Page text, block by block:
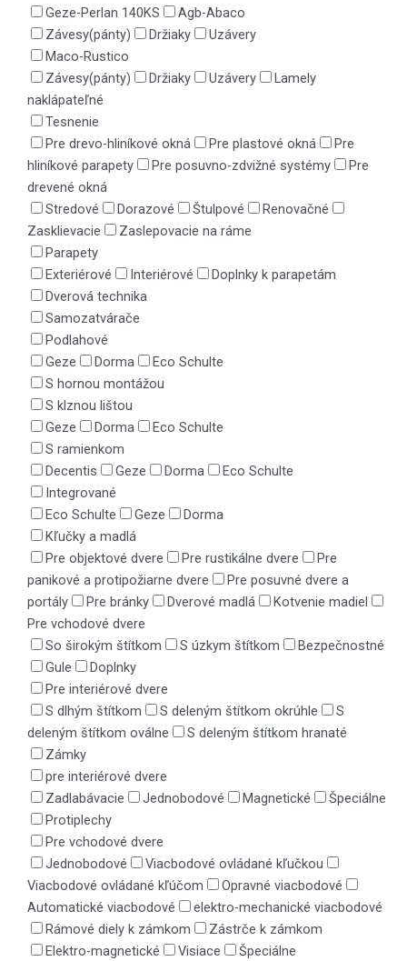
Geze-Perlan 140KS
Agb-Abaco
Závesy(pánty)
Držiaky
Uzávery
Maco-Rustico
Závesy(pánty)
Držiaky Uzávery
Lamely
naklápateľné
Tesnenie
Pre drevo-hliníkové okná
Pre plastové okná
Pre
hliníkové parapety
Pre posuvno-zdvižné systémy
Pre
drevené okná
Stredové
Dorazové Štulpové
Renovačné
Zasklievacie
Zaslepovacie na ráme
Parapety
Exteriérové
Interiérové
Doplnky k parapetám
Dverová technika
Samozatvárače
Podlahové
Geze
Dorma
Eco Schulte
S hornou montážou
S klznou lištou
Geze
Dorma
Eco Schulte
S ramienkom
Decentis
Geze Dorma
Eco Schulte
Integrované
Eco Schulte
Geze
Dorma
Kľučky a madlá
Pre objektové dvere
Pre rustikálne dvere
Pre
panikové a protipožiarne dvere
Pre posuvné dvere a
portály
Pre bránky Dverové madlá
Kotvenie madiel
Pre vchodové dvere
So širokým štítkom
S úzkym štítkom
Bezpečnostné
Gule
Doplnky
Pre interiérové dvere
S dlhým štítkom
S deleným štítkom okrúhle
S
deleným štítkom oválne
S deleným štítkom hranaté
Zámky
pre interiérové dvere
Zadlabávacie
Jednobodové Magnetické
Špeciálne
Protiplechy
Pre vchodové dvere
Jednobodové
Viacbodové ovládané kľučkou
Viacbodové ovládané kľúčom
Opravné viacbodové
Automatické viacbodové
elektro-mechanické viacbodové
Rámové diely k zámkom
Zástrče k zámkom
Elektro-magnetické
Visiace
Špeciálne